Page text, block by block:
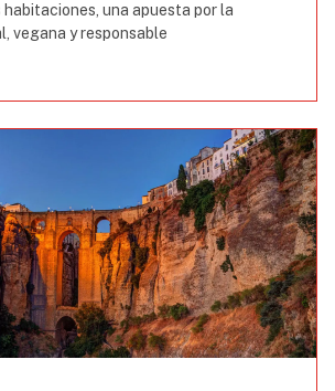
habitaciones, una apuesta por la
vegana y responsable